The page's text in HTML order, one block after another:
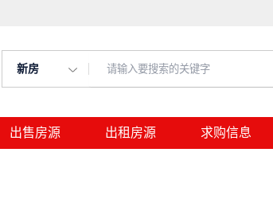
新房
出售房源 出租房源 求购信息